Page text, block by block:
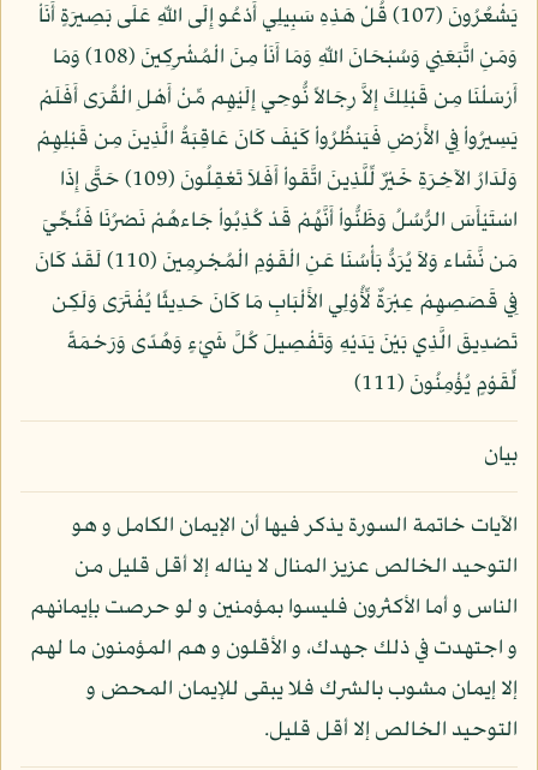
يَشْعُرُونَ (107) قُلْ هَذِهِ سَبِيلِي أَدْعُو إِلَى اللّهِ عَلَى بَصِيرَةٍ أَنَاْ
وَمَنِ اتَّبَعَنِي وَسُبْحَانَ اللّهِ وَمَا أَنَاْ مِنَ الْمُشْرِكِينَ (108) وَمَا
أَرْسَلْنَا مِن قَبْلِكَ إِلاَّ رِجَالاً نُّوحِي إِلَيْهِم مِّنْ أَهْلِ الْقُرَى أَفَلَمْ
يَسِيرُواْ فِي الأَرْضِ فَيَنظُرُواْ كَيْفَ كَانَ عَاقِبَةُ الَّذِينَ مِن قَبْلِهِمْ
وَلَدَارُ الآخِرَةِ خَيْرٌ لِّلَّذِينَ اتَّقَواْ أَفَلاَ تَعْقِلُونَ (109) حَتَّى إِذَا
اسْتَيْأَسَ الرُّسُلُ وَظَنُّواْ أَنَّهُمْ قَدْ كُذِبُواْ جَاءهُمْ نَصْرُنَا فَنُجِّيَ
مَن نَّشَاء وَلاَ يُرَدُّ بَأْسُنَا عَنِ الْقَوْمِ الْمُجْرِمِينَ (110) لَقَدْ كَانَ
فِي قَصَصِهِمْ عِبْرَةٌ لِّأُوْلِي الأَلْبَابِ مَا كَانَ حَدِيثًا يُفْتَرَى وَلَكِن
تَصْدِيقَ الَّذِي بَيْنَ يَدَيْهِ وَتَفْصِيلَ كُلَّ شَيْءٍ وَهُدًى وَرَحْمَةً
لِّقَوْمٍ يُؤْمِنُونَ (111)
بيان
الآيات خاتمة السورة يذكر فيها أن الإيمان الكامل و هو
التوحيد الخالص عزيز المنال لا يناله إلا أقل قليل من
الناس و أما الأكثرون فليسوا بمؤمنين و لو حرصت بإيمانهم
و اجتهدت في ذلك جهدك، و الأقلون و هم المؤمنون ما لهم
إلا إيمان مشوب بالشرك فلا يبقى للإيمان المحض و
التوحيد الخالص إلا أقل قليل.